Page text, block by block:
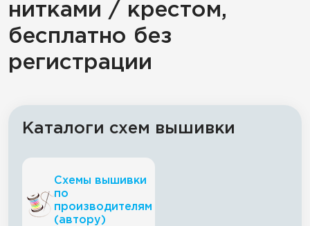
нитками / крестом,
бесплатно без
регистрации
Каталоги схем вышивки
Схемы вышивки
по
производителям
(автору)